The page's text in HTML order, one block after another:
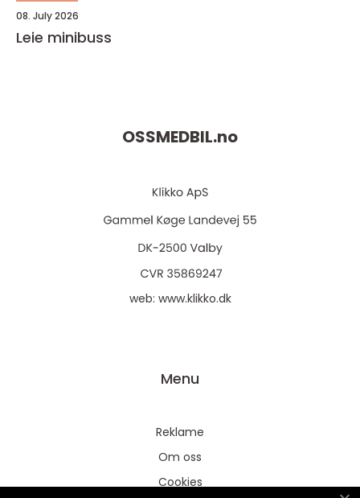
08. July 2026
Leie minibuss
OSSMEDBIL.no
web: www.klikko.dk
Menu
Reklame
Om oss
Cookies